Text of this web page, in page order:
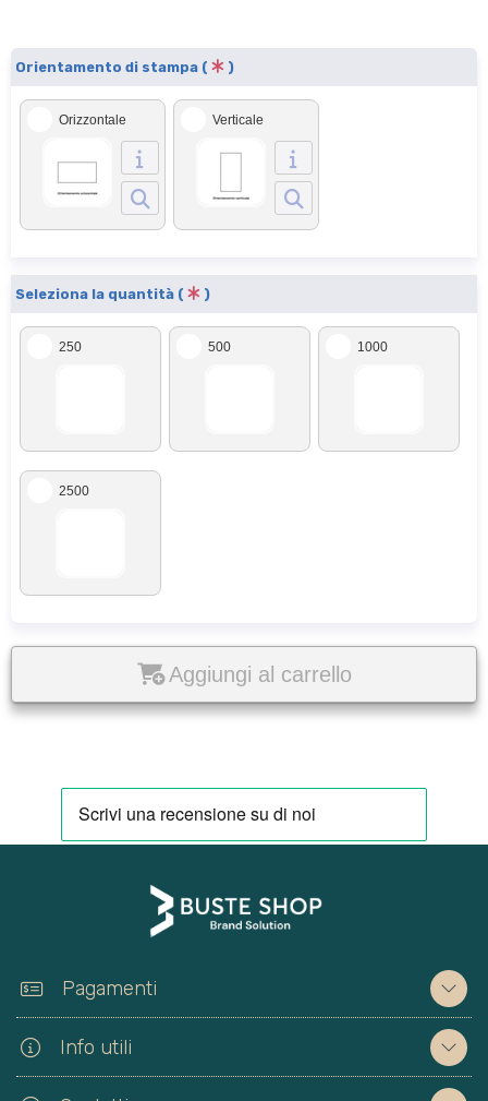
Orientamento di stampa ( )
Orizzontale Verticale
Seleziona la quantità ( )
250 500 1000
2500
Aggiungi al carrello
Pagamenti
Info utili